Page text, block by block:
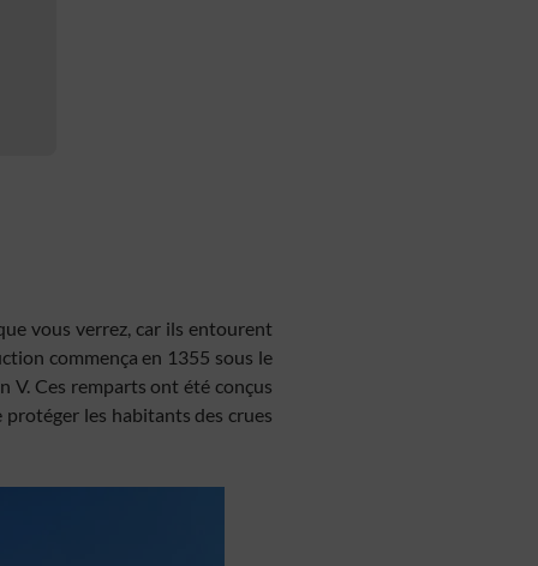
vous verrez, car ils entourent
commença en 1355 sous le
V. Ces remparts ont été conçus
les habitants des crues